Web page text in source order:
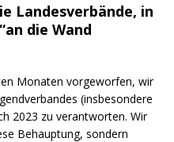
Landesverbände, in
die Wand
Monaten vorgeworfen, wir
(insbesondere
2023 zu verantworten. Wir
Behauptung, sondern